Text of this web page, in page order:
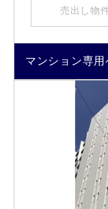
売出し物
マンション専用